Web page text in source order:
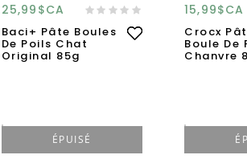
25,99$CA
Baci+ Pâte Boules
De Poils Chat
Original 85g
ÉPUISÉ
15,99$CA
Crocx
Boule De
Chanvre